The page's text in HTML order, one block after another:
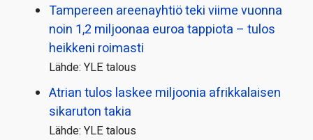
Tampereen areenayhtiö teki viime vuonna
noin 1,2 miljoonaa euroa tappiota – tulos
heikkeni roimasti
Lähde: YLE talous
Atrian tulos laskee miljoonia afrikkalaisen
sikaruton takia
Lähde: YLE talous